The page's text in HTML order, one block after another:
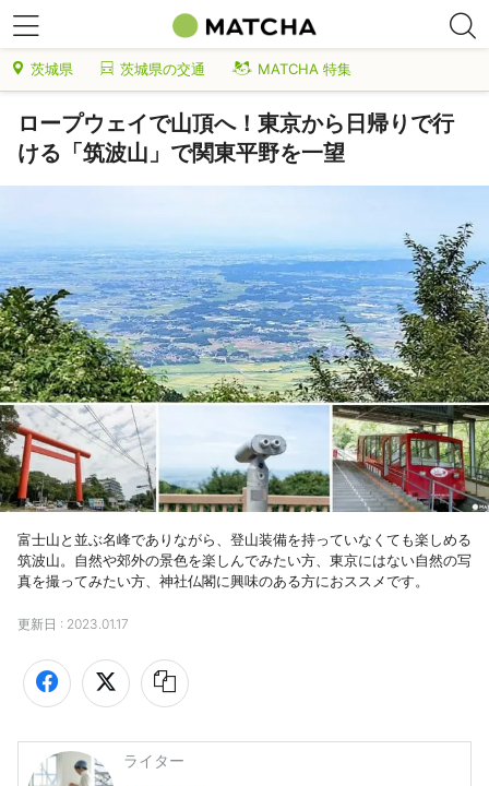
茨城県 茨城県の交通 MATCHA 特集
ロープウェイで山頂へ！東京から日帰りで行
ける「筑波山」で関東平野を一望
富士山と並ぶ名峰でありながら、登山装備を持っていなくても楽しめる
筑波山。自然や郊外の景色を楽しんでみたい方、東京にはない自然の写
真を撮ってみたい方、神社仏閣に興味のある方におススメです。
更新日 : 2023.01.17
ライター